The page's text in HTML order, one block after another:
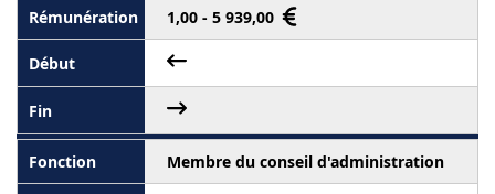
1,00 - 5 939,00
Membre du conseil d'administration